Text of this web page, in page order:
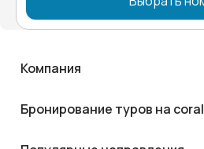
Компания
Бронирование туров на